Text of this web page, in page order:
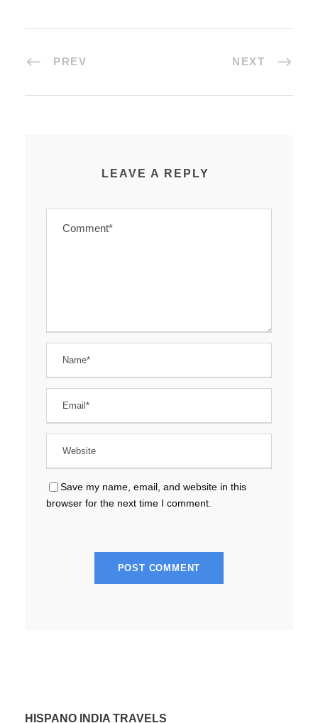
PREV NEXT
LEAVE A REPLY
Save my name, email, and website in this
browser for the next time I comment.
HISPANO INDIA TRAVELS